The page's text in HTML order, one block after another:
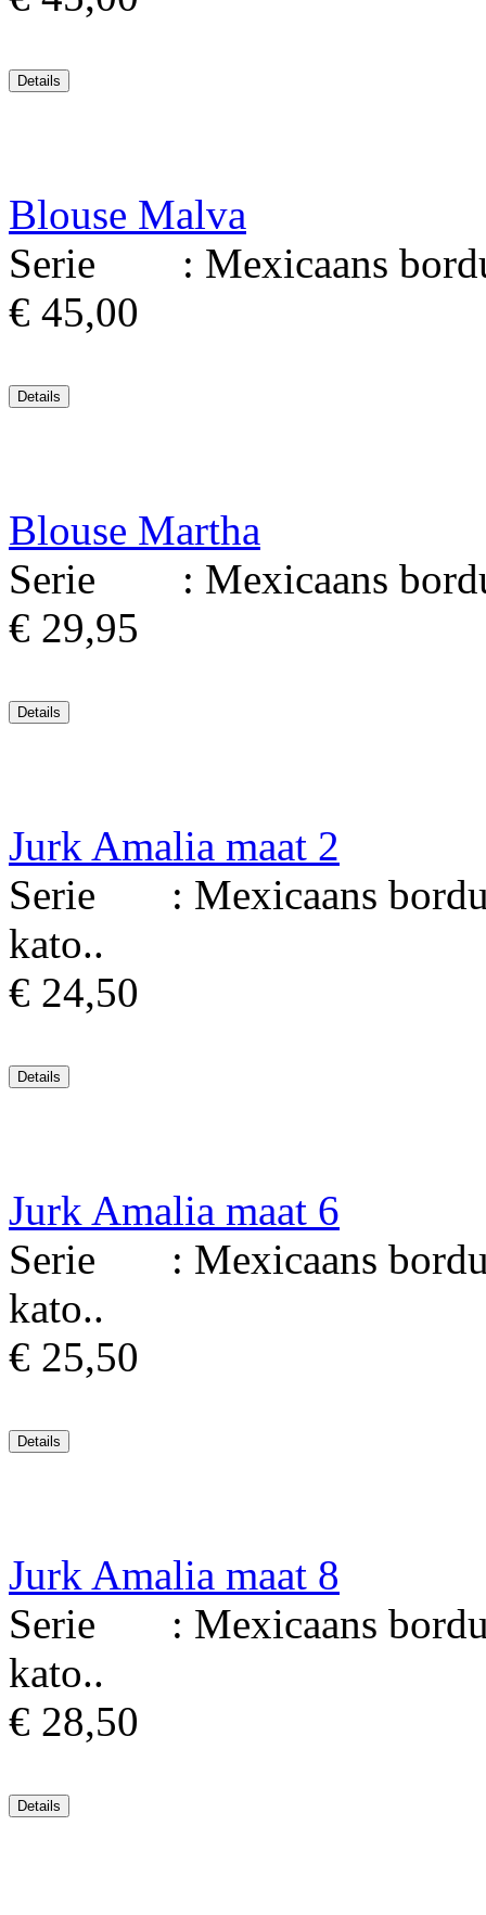
Blouse Malva
Serie : Mexicaans
€ 45,00
Blouse Martha
Serie : Mexicaans
€ 29,95
Jurk Amalia maat 2
Serie : Mexicaans
kato..
€ 24,50
Jurk Amalia maat 6
Serie : Mexicaans
kato..
€ 25,50
Jurk Amalia maat 8
Serie : Mexicaans
kato..
€ 28,50